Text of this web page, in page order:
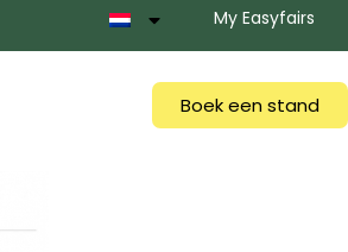
My Easyfairs
Boek een stand